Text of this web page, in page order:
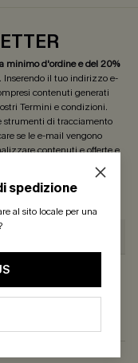
spedizione
al sito locale per una
minimo d'ordine e del 20%
Inserendo il tuo indirizzo e-
contenuti generati
Termini e condizioni.
strumenti di tracciamento
se le e-mail vengono
contenuti e offerte e
come descritto nella